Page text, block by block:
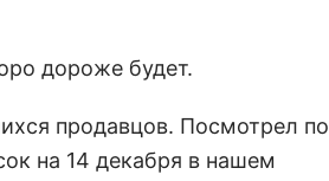
дороже будет.
продавцов. Посмотрел по
на 14 декабря в нашем